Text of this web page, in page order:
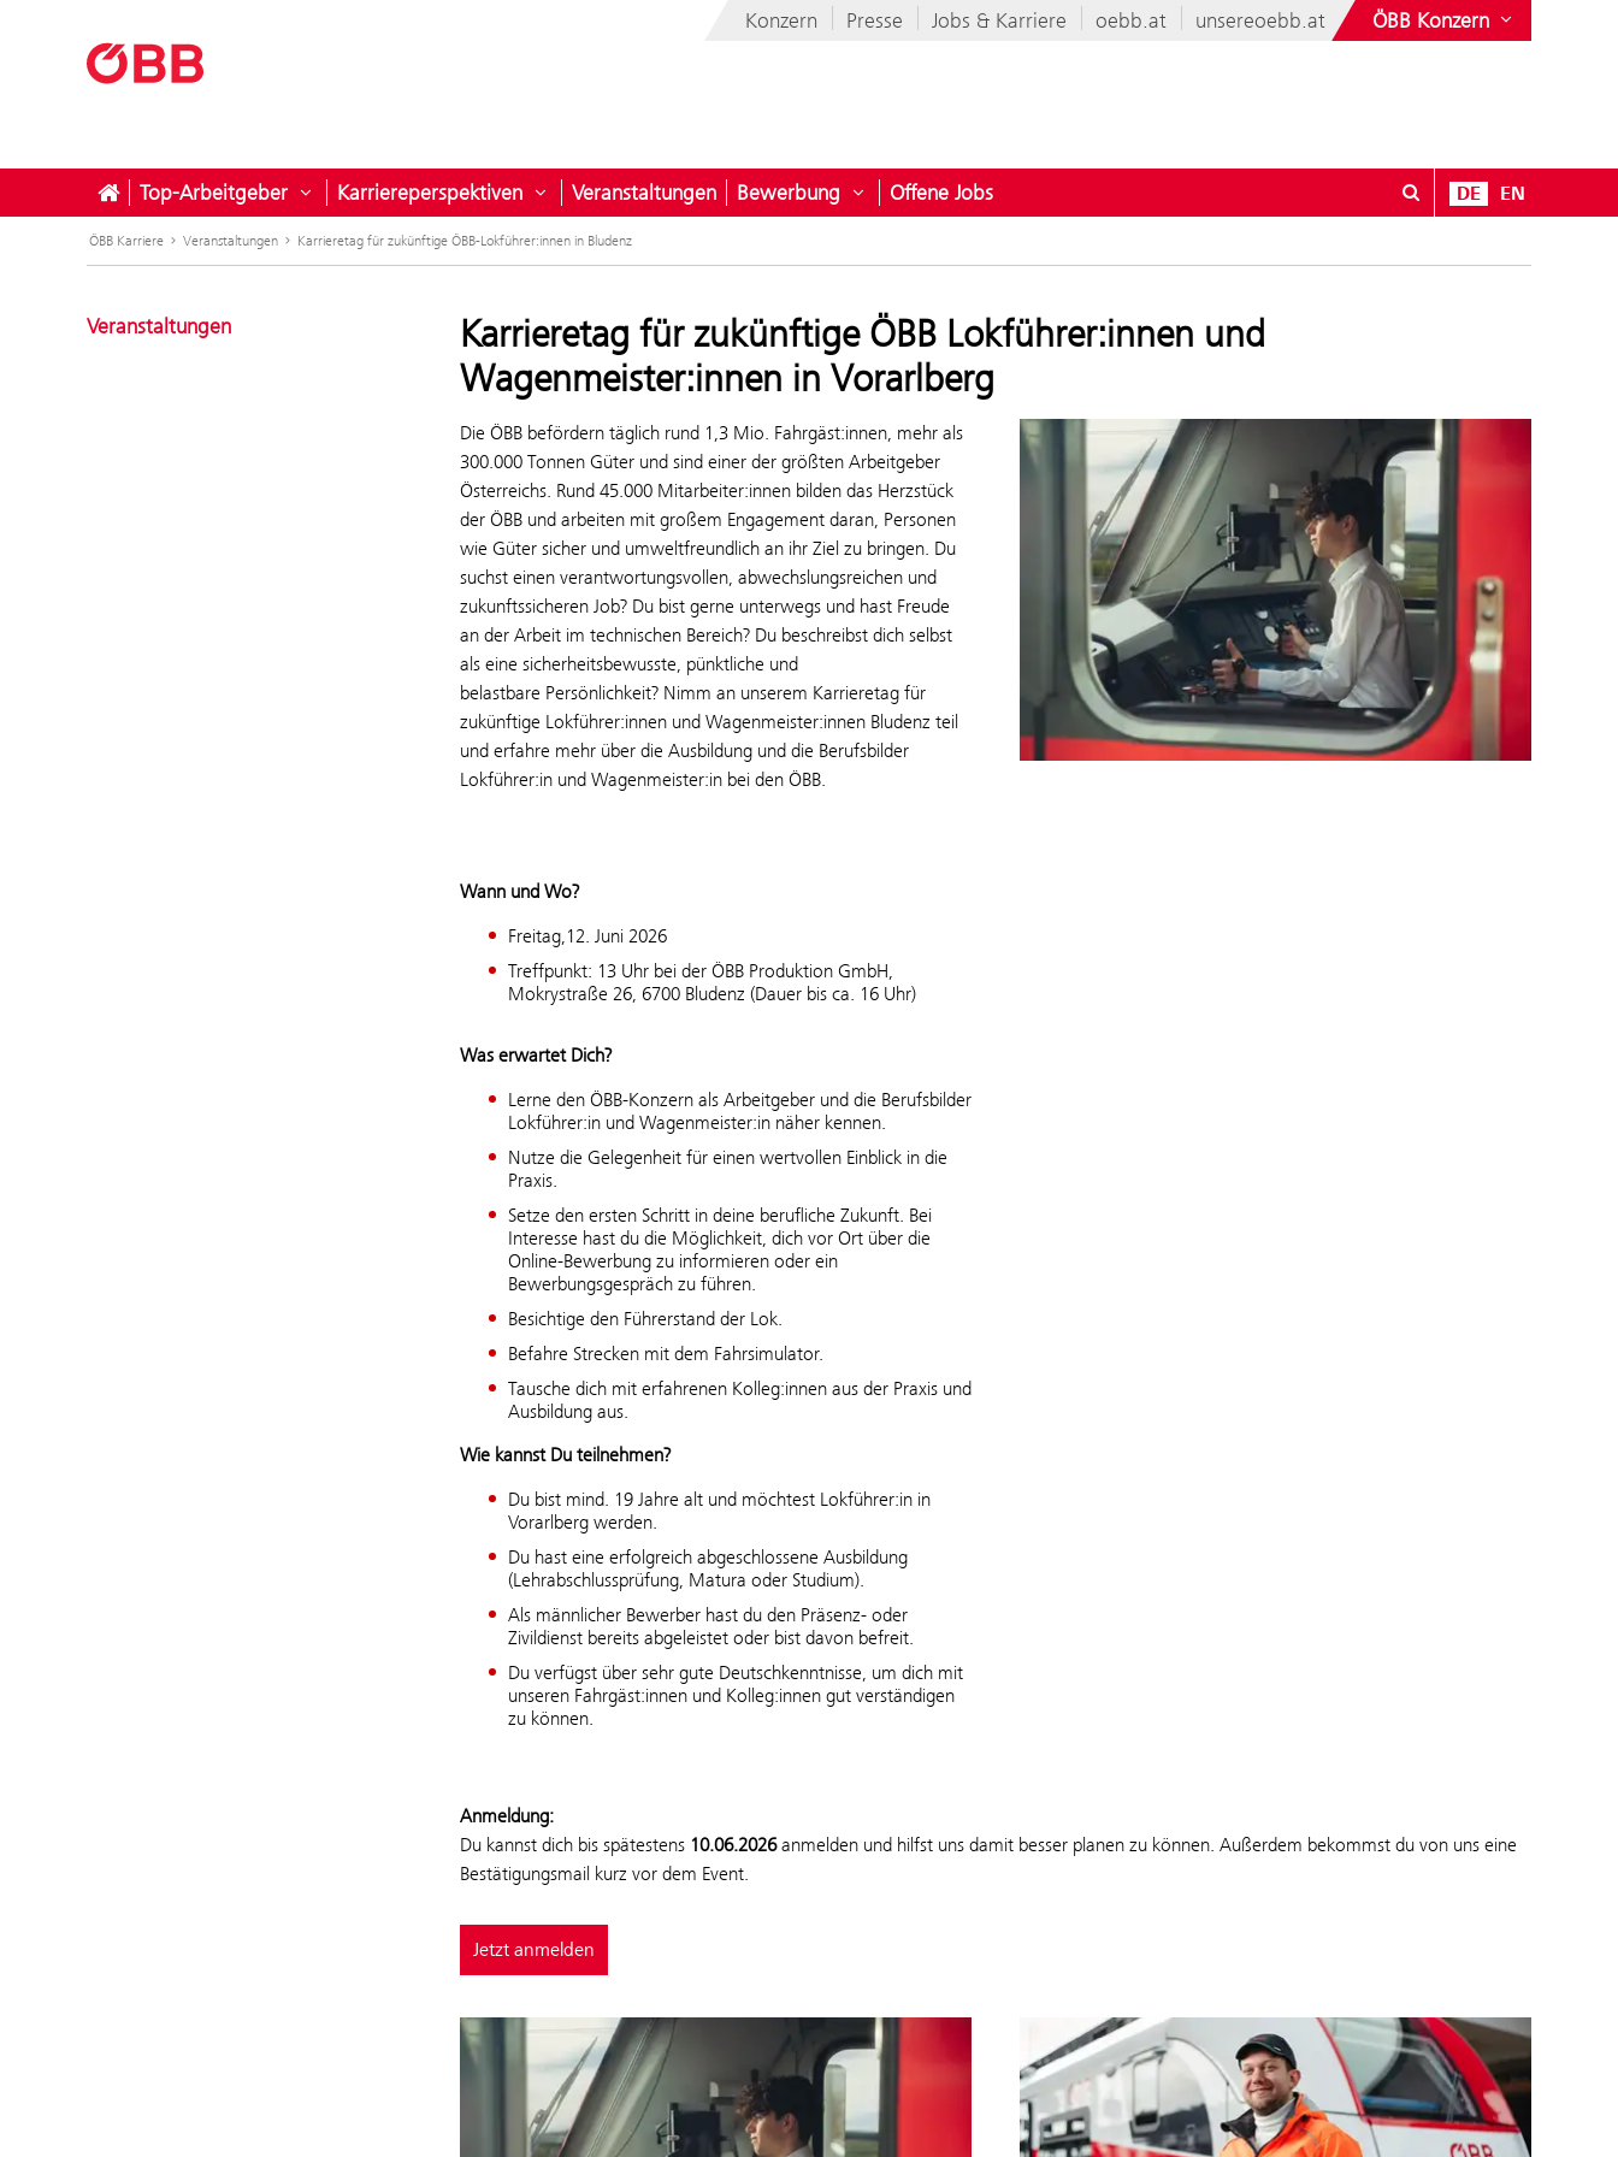
Konzern Presse Jobs & Karriere oebb.at unsereoebb.at ÖBB Konzern
Top-Arbeitgeber Untermenü öffnen für Top-Arbeitgeber
Karriereperspektiven Untermenü öffnen für Karriereperspektiven
Veranstaltungen Bewerbung Untermenü öffnen für Bewerbung
Offene Jobs DE EN
ÖBB Karriere Veranstaltungen Karrieretag für zukünftige ÖBB-Lokführer:innen in Bludenz
Veranstaltungen
Karrieretag für zukünftige ÖBB Lokführer:innen und
Wagenmeister:innen in Vorarlberg
Die ÖBB befördern täglich rund 1,3 Mio. Fahrgäst:innen, mehr als
300.000 Tonnen Güter und sind einer der größten Arbeitgeber
Österreichs. Rund 45.000 Mitarbeiter:innen bilden das Herzstück
der ÖBB und arbeiten mit großem Engagement daran, Personen
wie Güter sicher und umweltfreundlich an ihr Ziel zu bringen. Du
suchst einen verantwortungsvollen, abwechslungsreichen und
zukunftssicheren Job? Du bist gerne unterwegs und hast Freude
an der Arbeit im technischen Bereich? Du beschreibst dich selbst
als eine sicherheitsbewusste, pünktliche und
belastbare Persönlichkeit? Nimm an unserem Karrieretag für
zukünftige Lokführer:innen und Wagenmeister:innen Bludenz teil
und erfahre mehr über die Ausbildung und die Berufsbilder
Lokführer:in und Wagenmeister:in bei den ÖBB.
Wann und Wo?
Freitag,12. Juni 2026
Treffpunkt: 13 Uhr bei der ÖBB Produktion GmbH,
Mokrystraße 26, 6700 Bludenz (Dauer bis ca. 16 Uhr)
Was erwartet Dich?
Lerne den ÖBB-Konzern als Arbeitgeber und die Berufsbilder
Lokführer:in und Wagenmeister:in näher kennen.
Nutze die Gelegenheit für einen wertvollen Einblick in die
Praxis.
Setze den ersten Schritt in deine berufliche Zukunft. Bei
Interesse hast du die Möglichkeit, dich vor Ort über die
Online-Bewerbung zu informieren oder ein
Bewerbungsgespräch zu führen.
Besichtige den Führerstand der Lok.
Befahre Strecken mit dem Fahrsimulator.
Tausche dich mit erfahrenen Kolleg:innen aus der Praxis und
Ausbildung aus.
Wie kannst Du teilnehmen?
Du bist mind. 19 Jahre alt und möchtest Lokführer:in in
Vorarlberg werden.
Du hast eine erfolgreich abgeschlossene Ausbildung
(Lehrabschlussprüfung, Matura oder Studium).
Als männlicher Bewerber hast du den Präsenz- oder
Zivildienst bereits abgeleistet oder bist davon befreit.
Du verfügst über sehr gute Deutschkenntnisse, um dich mit
unseren Fahrgäst:innen und Kolleg:innen gut verständigen
zu können.
Anmeldung:
Du kannst dich bis spätestens 10.06.2026anmelden und hilfst uns damit besser planen zu können. Außerdem bekommst du von uns eine
Bestätigungsmail kurz vor dem Event.
Jetzt anmelden